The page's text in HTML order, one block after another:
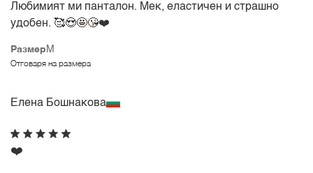
Размер M
Отговаря на размера
Любимият ми панталон. Мек, еластичен и страшно
удобен. 🥰😍🤩😘❤️
Елена Бошнакова
❤️